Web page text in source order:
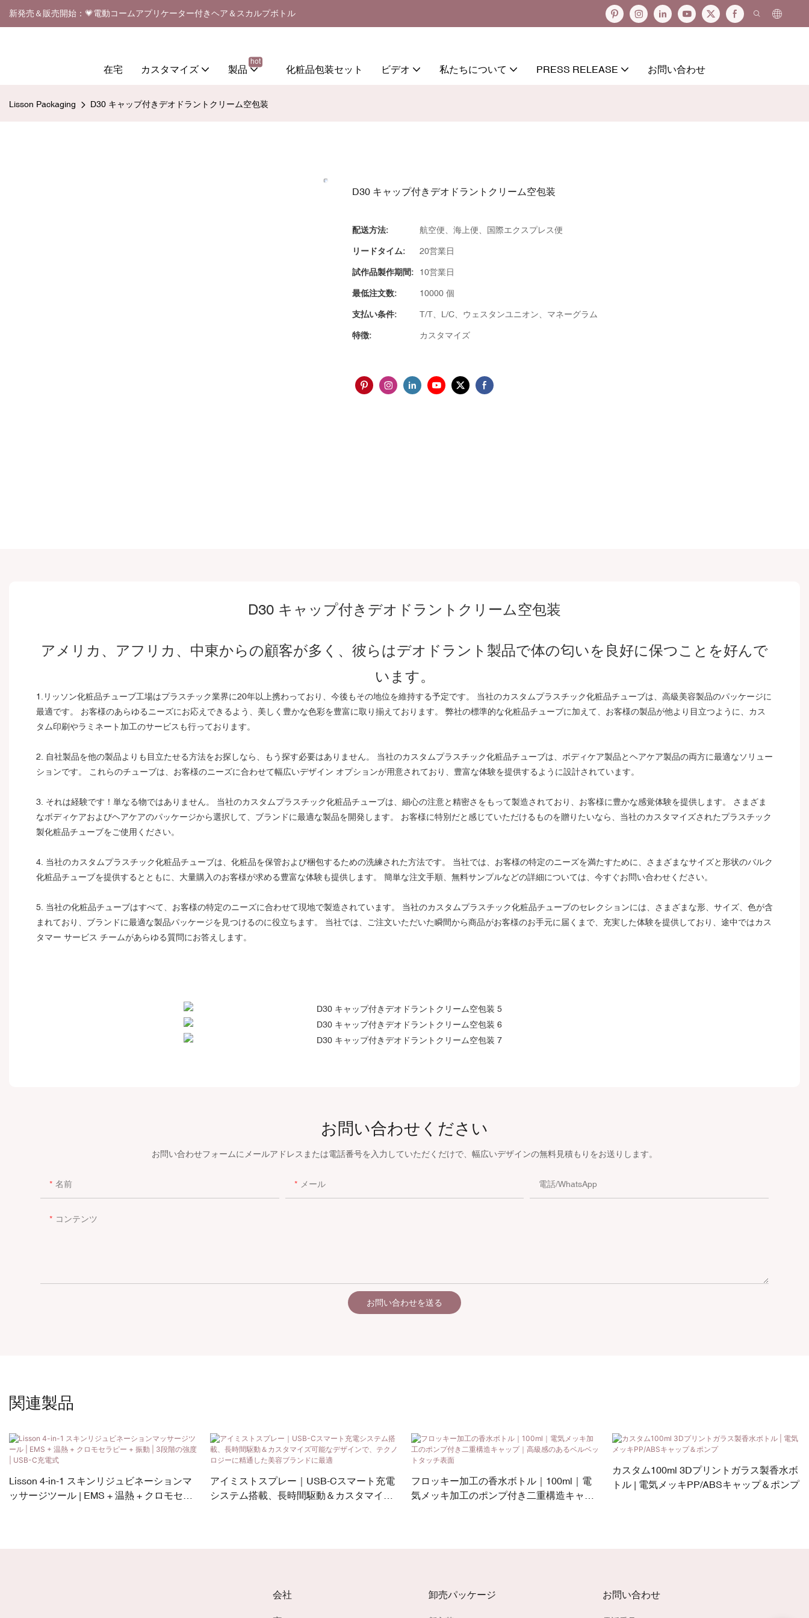
新発売＆販売開始：💗電動コームアプリケーター付きヘア＆スカルプボトル
在宅 カスタマイズ 製品
hot
化粧品包装セット ビデオ 私たちについて PRESS RELEASE お問い合わせ
Lisson Packaging D30 キャップ付きデオドラントクリーム空包装
D30 キャップ付きデオドラントクリーム空包装
配送方法: 航空便、海上便、国際エクスプレス便
リードタイム: 20営業日
試作品製作期間: 10営業日
最低注文数: 10000 個
支払い条件: T/T、L/C、ウェスタンユニオン、マネーグラム
特徴: カスタマイズ
D30 キャップ付きデオドラントクリーム空包装
アメリカ、アフリカ、中東からの顧客が多く、彼らはデオドラント製品で体の匂いを良好に保つことを好んで
います。
1.リッソン化粧品チューブ工場はプラスチック業界に20年以上携わっており、今後もその地位を維持する予定です。 当社のカスタムプラスチック化粧品チューブは、高級美容製品のパッケージに
最適です。 お客様のあらゆるニーズにお応えできるよう、美しく豊かな色彩を豊富に取り揃えております。 弊社の標準的な化粧品チューブに加えて、お客様の製品が他より目立つように、カス
タム印刷やラミネート加工のサービスも行っております。
2. 自社製品を他の製品よりも目立たせる方法をお探しなら、もう探す必要はありません。 当社のカスタムプラスチック化粧品チューブは、ボディケア製品とヘアケア製品の両方に最適なソリュー
ションです。 これらのチューブは、お客様のニーズに合わせて幅広いデザイン オプションが用意されており、豊富な体験を提供するように設計されています。
3. それは経験です！単なる物ではありません。 当社のカスタムプラスチック化粧品チューブは、細心の注意と精密さをもって製造されており、お客様に豊かな感覚体験を提供します。 さまざま
なボディケアおよびヘアケアのパッケージから選択して、ブランドに最適な製品を開発します。 お客様に特別だと感じていただけるものを贈りたいなら、当社のカスタマイズされたプラスチック
製化粧品チューブをご使用ください。
4. 当社のカスタムプラスチック化粧品チューブは、化粧品を保管および梱包するための洗練された方法です。 当社では、お客様の特定のニーズを満たすために、さまざまなサイズと形状のバルク
化粧品チューブを提供するとともに、大量購入のお客様が求める豊富な体験も提供します。 簡単な注文手順、無料サンプルなどの詳細については、今すぐお問い合わせください。
5. 当社の化粧品チューブはすべて、お客様の特定のニーズに合わせて現地で製造されています。 当社のカスタムプラスチック化粧品チューブのセレクションには、さまざまな形、サイズ、色が含
まれており、ブランドに最適な製品パッケージを見つけるのに役立ちます。 当社では、ご注文いただいた瞬間から商品がお客様のお手元に届くまで、充実した体験を提供しており、途中ではカス
タマー サービス チームがあらゆる質問にお答えします。
お問い合わせください
お問い合わせフォームにメールアドレスまたは電話番号を入力していただくだけで、幅広いデザインの無料見積もりをお送りします。
名前 メール 電話/WhatsApp
コンテンツ
お問い合わせを送る
関連製品
Lisson 4-in-1 スキンリジュビネーションマ
ッサージツール | EMS + 温熱 + クロモセラ
アイミストスプレー｜USB-Cスマート充電
システム搭載、長時間駆動＆カスタマイズ
フロッキー加工の香水ボトル｜100ml｜電
気メッキ加工のポンプ付き二重構造キャッ
カスタム100ml 3Dプリントガラス製香水ボ
トル | 電気メッキPP/ABSキャップ＆ポンプ
会社 卸売パッケージ お問い合わせ